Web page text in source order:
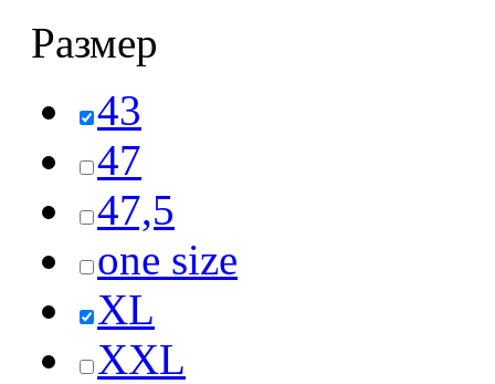
Размер
43
47
47,5
one size
XL
XXL